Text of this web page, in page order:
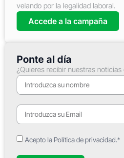
velando por la legalidad laboral.
Accede a la campaña
Ponte al día
¿Quieres recibir nuestras
Acepto la Política de privacidad.*